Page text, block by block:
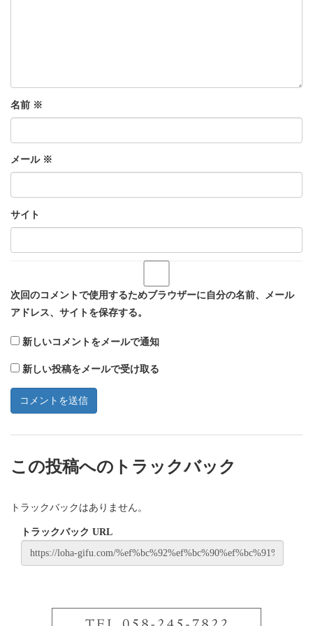
名前 ※
メール ※
サイト
次回のコメントで使用するためブラウザーに自分の名前、メール
アドレス、サイトを保存する。
新しいコメントをメールで通知
新しい投稿をメールで受け取る
この投稿へのトラックバック
トラックバックはありません。
トラックバック URL